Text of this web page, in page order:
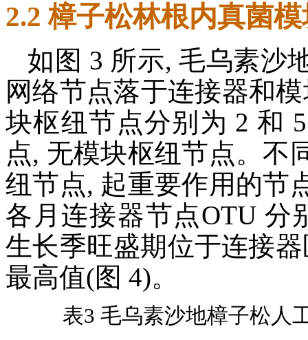
2.2 樟子松林根内真菌
如图 3 所示, 毛乌素沙
网络节点落于连接器和
块枢纽节点分别为 2 和
点, 无模块枢纽节点。不
纽节点, 起重要作用的节
各月连接器节点OTU 分
生长季旺盛期位于连接
最高值(图 4)。
表3 毛乌素沙地樟子松人